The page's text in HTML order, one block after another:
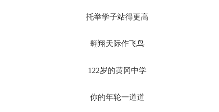
托举学子站得更高
翱翔天际作飞鸟
122岁的黄冈中学
你的年轮一道道